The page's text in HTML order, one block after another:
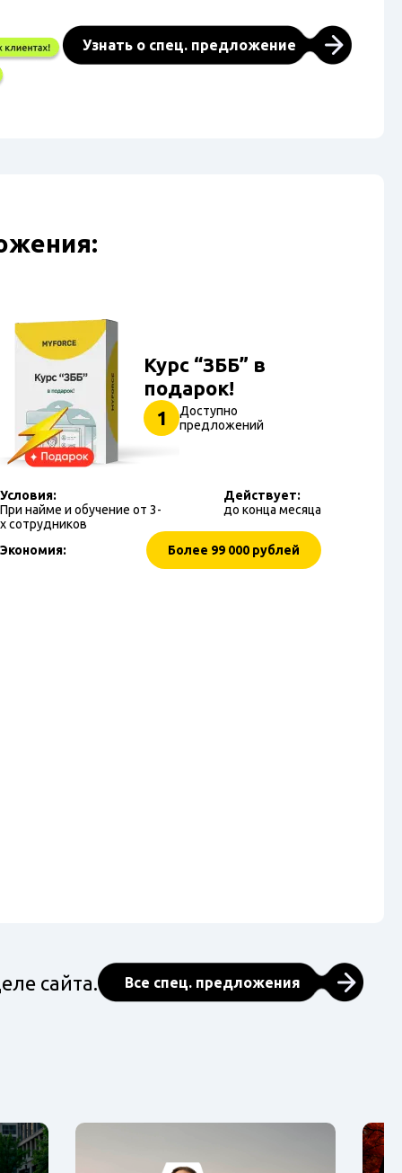
Узнать о спец. предложение
Курс “ЗББ” в
подарок!
1
Доступно
предложений
Условия:
При найме и обучение от 3-
х сотрудников
Действует:
до конца месяца
Экономия: Более 99 000 рублей
сайта. Все спец. предложения